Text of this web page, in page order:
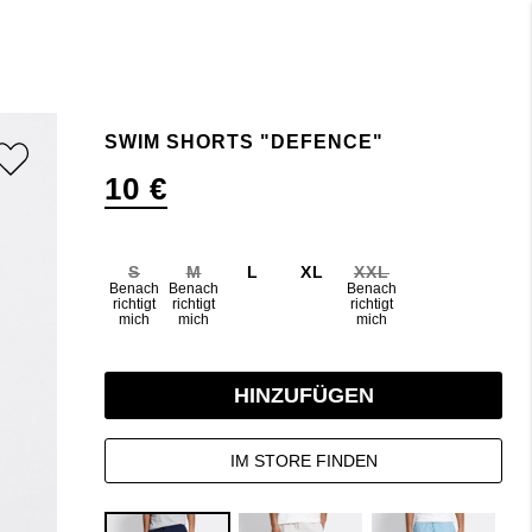
SWIM SHORTS "DEFENCE"
10 €
S
Benach
richtigt
mich
M
Benach
richtigt
mich
L XL XXL
Benach
richtigt
mich
HINZUFÜGEN
IM STORE FINDEN